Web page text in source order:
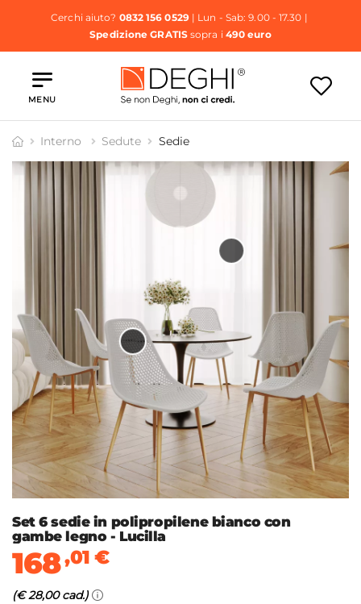
Cerchi aiuto? 0832 156 0529| Lun - Sab: 9.00 - 17.30 |
Spedizione GRATISsopra i 490 euro
MENU
Interno Sedute Sedie
Set 6 sedie in polipropilene bianco con
gambe legno - Lucilla
168,01 €
(€ 28,00 cad.)